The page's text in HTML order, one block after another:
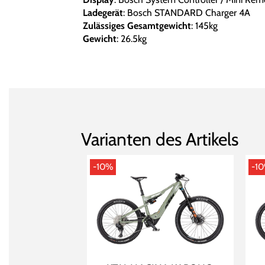
Ladegerät: Bosch STANDARD Charger 4A
Zulässiges Gesamtgewicht: 145kg
Gewicht: 26.5kg
Varianten des Artikels
-10% -